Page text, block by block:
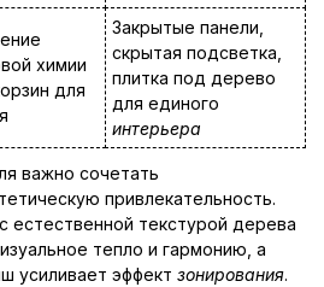
химии
для
Закрытые панели,
скрытая подсветка,
плитка под дерево
для единого
интерьера
важно сочетать
привлекательность.
естественной текстурой дерева
тепло и гармонию, а
усиливает эффект зонирования.